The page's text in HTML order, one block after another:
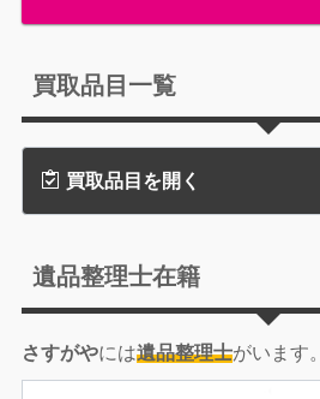
買取品目一覧
買取品目を開く
遺品整理士在籍
さすがやには遺品整理士がいます。